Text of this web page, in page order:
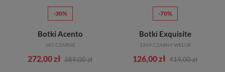
-30%
Botki Acento
587 CZARNE
272,00 zł 389,00 zł
-70%
Botki Exquisite
1369 CZARNY WELUR
126,00 zł 419,00 zł